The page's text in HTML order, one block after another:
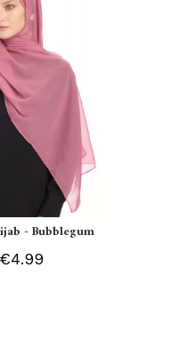
- Bubblegum
€4.99